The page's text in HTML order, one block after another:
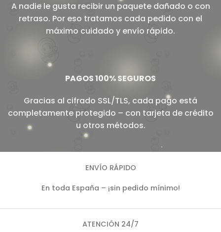
A nadie le gusta recibir un paquete dañado o con
retraso. Por eso tratamos cada pedido con el
máximo cuidado y envío rápido.
PAGOS 100% SEGUROS
Gracias al cifrado SSL/TLS, cada pago está
completamente protegido – con tarjeta de crédito
u otros métodos.
ENVÍO RÁPIDO
En toda España – ¡sin pedido mínimo!
ATENCIÓN 24/7